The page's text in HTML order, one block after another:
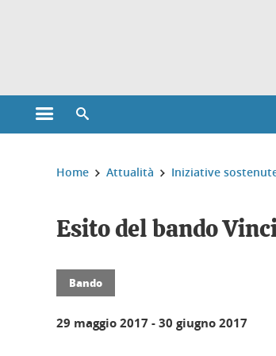
Aprire il menu principale
Sei qui:
Home Attualità Iniziative
Esito del bando
Bando
29 maggio 2017 -30 giugno 2017